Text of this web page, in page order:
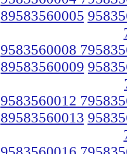
89583560005
9583560008
89583560009
9583560012
89583560013